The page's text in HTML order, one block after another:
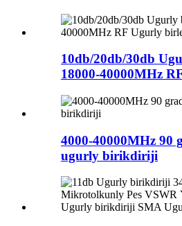
10db/20db/30db
18000-40000MHz
4000-40000MHz 90
ugurly birikdiriji